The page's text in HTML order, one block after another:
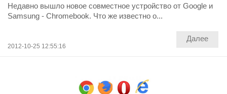
Недавно вышло новое совместное устройство от Google и
Samsung - Chromebook. Что же известно о...
2012-10-25 12:55:16
Далее